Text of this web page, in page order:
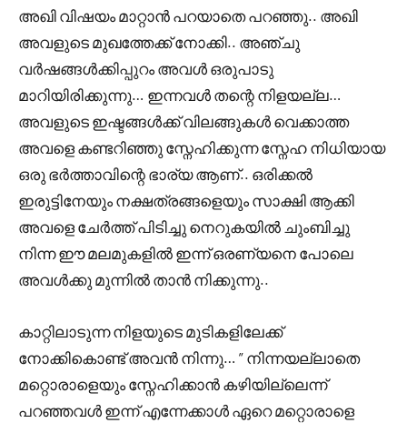
അഖി വിഷയം മാറ്റാൻ പറയാതെ പറഞ്ഞു.. അഖി
അവളുടെ മുഖത്തേക്ക് നോക്കി.. അഞ്ചു
വർഷങ്ങൾക്കിപ്പുറം അവൾ ഒരുപാടു
മാറിയിരിക്കുന്നു… ഇന്നവൾ തന്റെ നിളയല്ല…
അവളുടെ ഇഷ്ടങ്ങൾക്ക് വിലങ്ങുകൾ വെക്കാത്ത
അവളെ കണ്ടറിഞ്ഞു സ്നേഹിക്കുന്ന സ്നേഹ നിധിയായ
ഒരു ഭർത്താവിന്റെ ഭാര്യ ആണ്.. ഒരിക്കൽ
ഇരുട്ടിനേയും നക്ഷത്രങ്ങളെയും സാക്ഷി ആക്കി
അവളെ ചേർത്ത് പിടിച്ചു നെറുകയിൽ ചുംബിച്ചു
നിന്ന ഈ മലമുകളിൽ ഇന്ന് ഒരണ്യനെ പോലെ
അവൾക്കു മുന്നിൽ താൻ നിക്കുന്നു..
കാറ്റിലാടുന്ന നിളയുടെ മുടികളിലേക്ക്
നോക്കികൊണ്ട്‌ അവൻ നിന്നു… ” നിന്നയല്ലാതെ
മറ്റൊരാളെയും സ്നേഹിക്കാൻ കഴിയില്ലെന്ന്
പറഞ്ഞവൾ ഇന്ന് എന്നേക്കാൾ ഏറെ മറ്റൊരാളെ